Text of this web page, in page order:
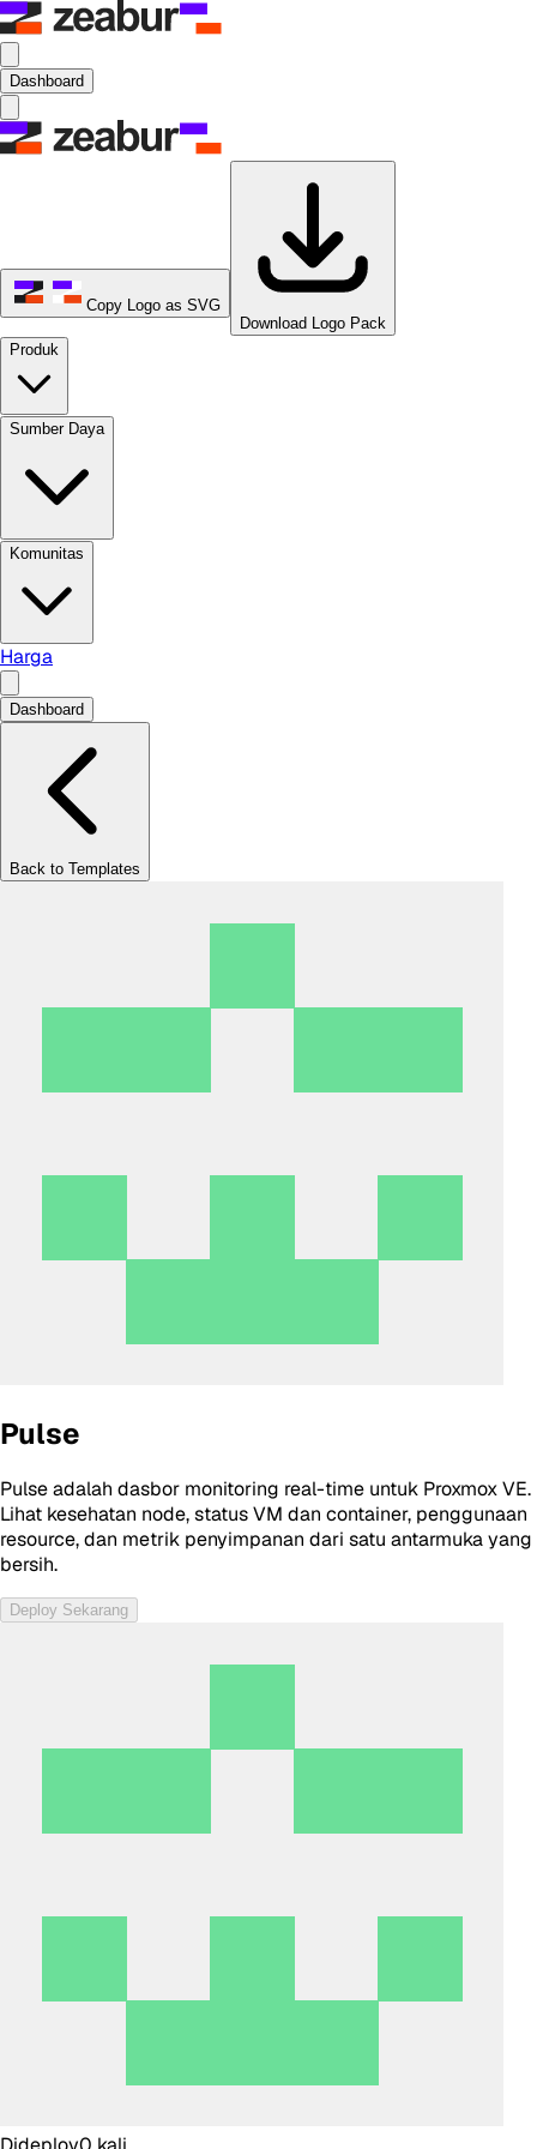
Dashboard
Copy Logo as SVG
Download Logo Pack
Produk
Sumber Daya
Komunitas
Harga
Dashboard
Back to Templates
Pulse
Pulse adalah dasbor monitoring real-time untuk Proxmox VE.
Lihat kesehatan node, status VM dan container, penggunaan
resource, dan metrik penyimpanan dari satu antarmuka yang
bersih.
Deploy Sekarang